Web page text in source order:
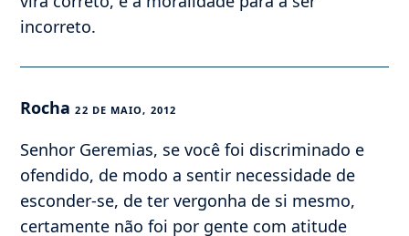
incorreto.
Rocha22 DE MAIO, 2012
Senhor Geremias, se você foi discriminado e
ofendido, de modo a sentir necessidade de
esconder-se, de ter vergonha de si mesmo,
certamente não foi por gente com atitude